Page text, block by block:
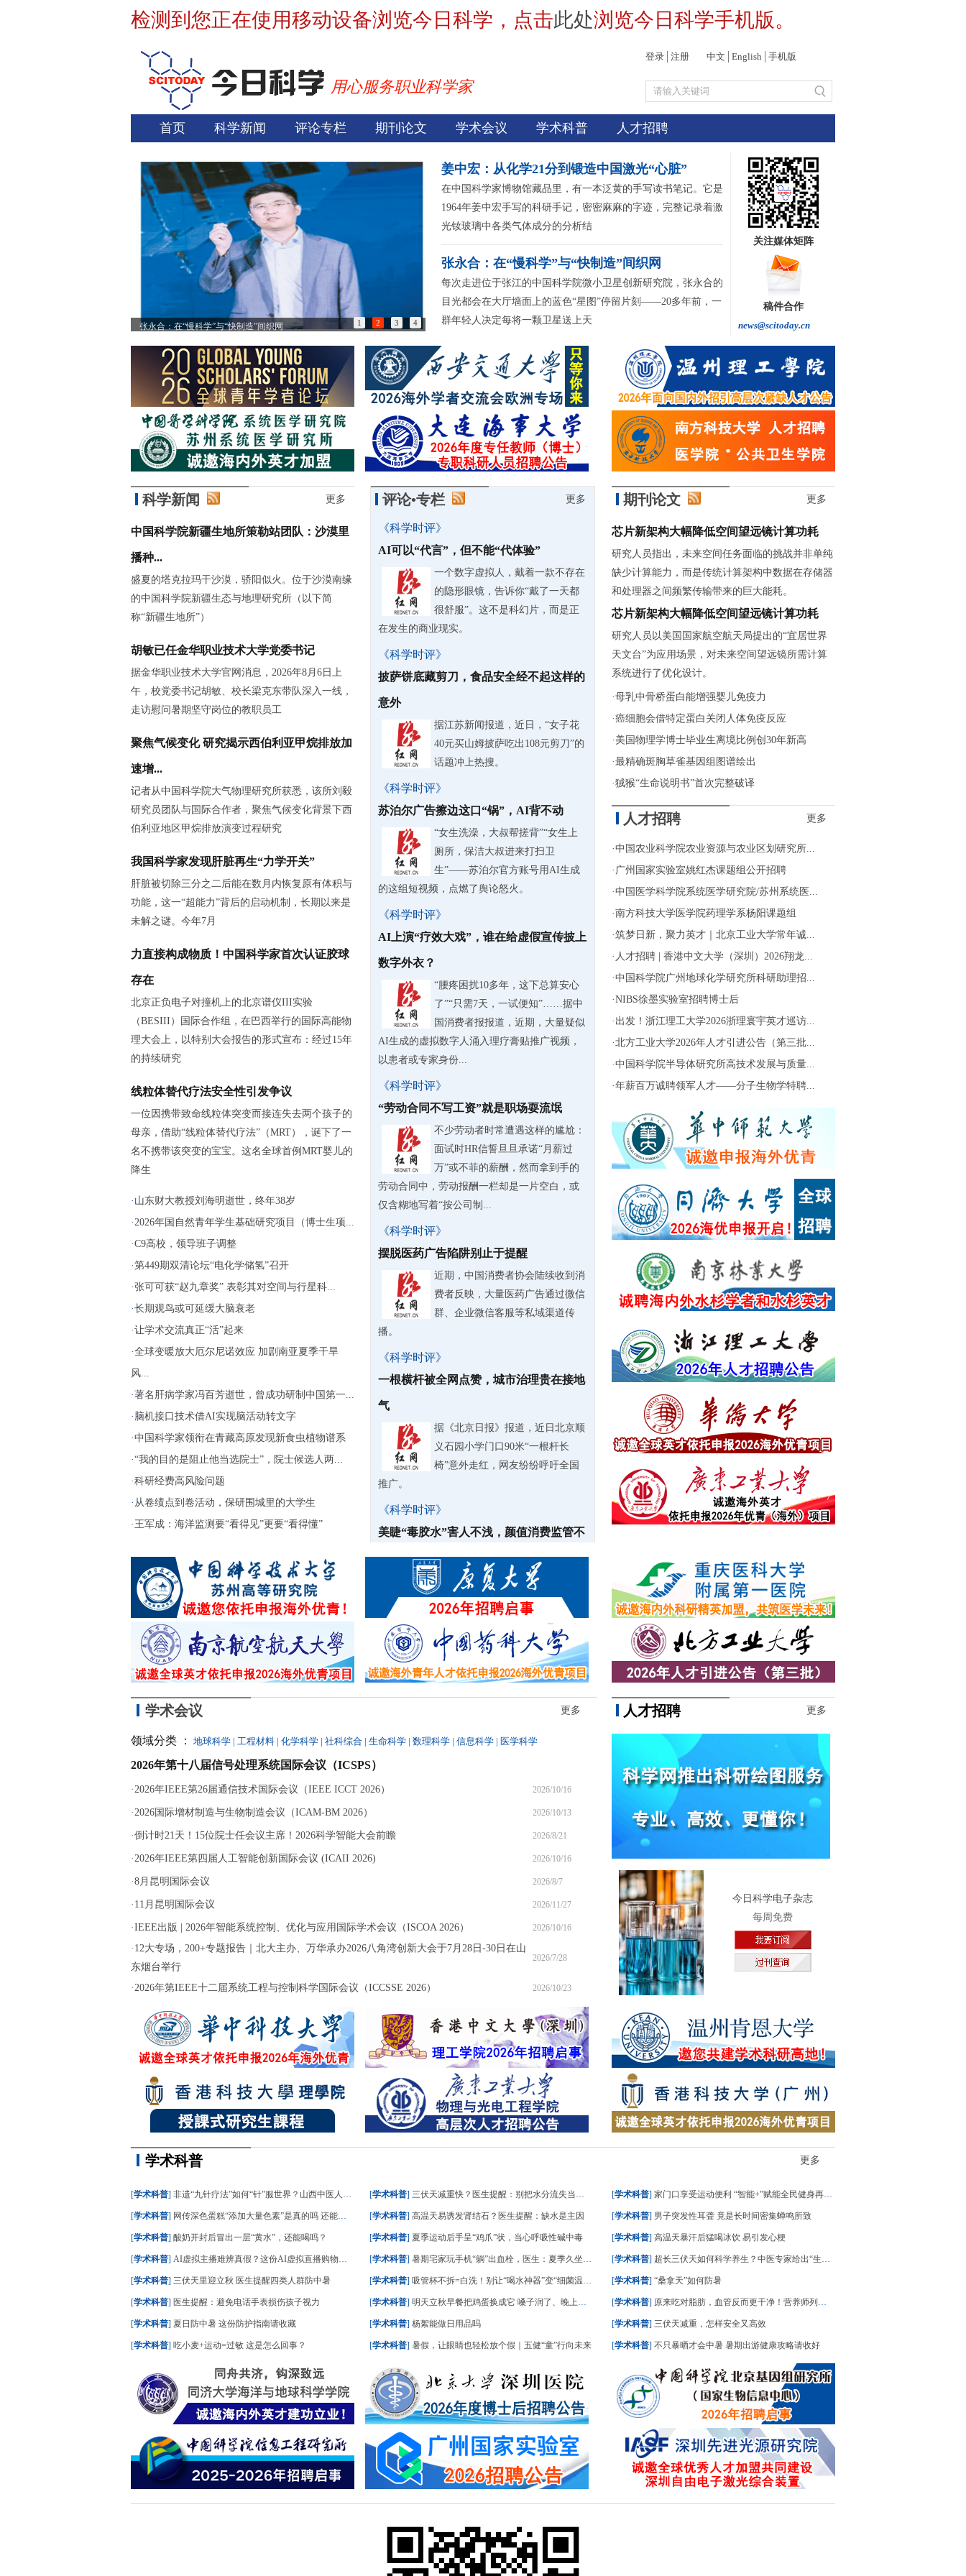
检测到您正在使用移动设备浏览今日科学，点击此处浏览今日科学手机版。
用心服务职业科学家
登录 注册 中文 English 手机版
首页 科学新闻 评论专栏 期刊论文 学术会议 学术科普 人才招聘
张永合：在“慢科学”与“快制造”间织网 85岁诺奖得主：做学问简直是世界上最有趣的事情 王继红: 做自主创新的“追光者”
1 2 3 4
姜中宏：从化学21分到锻造中国激光“心脏”
在中国科学家博物馆藏品里，有一本泛黄的手写读书笔记。它是
1964年姜中宏手写的科研手记，密密麻麻的字迹，完整记录着激
光钕玻璃中各类气体成分的分析结
张永合：在“慢科学”与“快制造”间织网
每次走进位于张江的中国科学院微小卫星创新研究院，张永合的
目光都会在大厅墙面上的蓝色“星图”停留片刻——20多年前，一
群年轻人决定每将一颗卫星送上天
关注媒体矩阵
稿件合作
news@scitoday.cn
科学新闻 更多
中国科学院新疆生地所策勒站团队：沙漠里
播种...
盛夏的塔克拉玛干沙漠，骄阳似火。位于沙漠南缘
的中国科学院新疆生态与地理研究所（以下简
称“新疆生地所”）
胡敏已任金华职业技术大学党委书记
据金华职业技术大学官网消息，2026年8月6日上
午，校党委书记胡敏、校长梁克东带队深入一线，
走访慰问暑期坚守岗位的教职员工
聚焦气候变化 研究揭示西伯利亚甲烷排放加
速增...
记者从中国科学院大气物理研究所获悉，该所刘毅
研究员团队与国际合作者，聚焦气候变化背景下西
伯利亚地区甲烷排放演变过程研究
我国科学家发现肝脏再生“力学开关”
肝脏被切除三分之二后能在数月内恢复原有体积与
功能，这一“超能力”背后的启动机制，长期以来是
未解之谜。今年7月
力直接构成物质！中国科学家首次认证胶球
存在
北京正负电子对撞机上的北京谱仪III实验
（BESIII）国际合作组，在巴西举行的国际高能物
理大会上，以特别大会报告的形式宣布：经过15年
的持续研究
线粒体替代疗法安全性引发争议
一位因携带致命线粒体突变而接连失去两个孩子的
母亲，借助“线粒体替代疗法”（MRT），诞下了一
名不携带该突变的宝宝。这名全球首例MRT婴儿的
降生
· 山东财大教授刘海明逝世，终年38岁
·2026年国自然青年学生基础研究项目（博士生项...
·C9高校，领导班子调整
·第449期双清论坛“电化学储氢”召开
·张可可获“赵九章奖” 表彰其对空间与行星科...
·长期观鸟或可延缓大脑衰老
·让学术交流真正“活”起来
·全球变暖放大厄尔尼诺效应 加剧南亚夏季干旱
风...
·著名肝病学家冯百芳逝世，曾成功研制中国第一...
· 脑机接口技术借AI实现脑活动转文字
·中国科学家领衔在青藏高原发现新食虫植物谱系
·“我的目的是阻止他当选院士”，院士候选人两...
·科研经费高风险问题
· 从卷绩点到卷活动，保研围城里的大学生
· 王军成：海洋监测要“看得见”更要“看得懂”
评论•专栏 更多
《科学时评》
AI可以“代言”，但不能“代体验”
一个数字虚拟人，戴着一款不存在
的隐形眼镜，告诉你“戴了一天都
很舒服”。这不是科幻片，而是正
在发生的商业现实。
《科学时评》
披萨饼底藏剪刀，食品安全经不起这样的
意外
据江苏新闻报道，近日，“女子花
40元买山姆披萨吃出108元剪刀”的
话题冲上热搜。
《科学时评》
苏泊尔广告擦边这口“锅”，AI背不动
“女生洗澡，大叔帮搓背”“女生上
厕所，保洁大叔进来打扫卫
生”——苏泊尔官方账号用AI生成
的这组短视频，点燃了舆论怒火。
《科学时评》
AI上演“疗效大戏”，谁在给虚假宣传披上
数字外衣？
“腰疼困扰10多年，这下总算安心
了”“只需7天，一试便知”……据中
国消费者报报道，近期，大量疑似
AI生成的虚拟数字人涌入理疗膏贴推广视频，
以患者或专家身份...
《科学时评》
“劳动合同不写工资”就是职场耍流氓
不少劳动者时常遭遇这样的尴尬：
面试时HR信誓旦旦承诺“月薪过
万”或不菲的薪酬，然而拿到手的
劳动合同中，劳动报酬一栏却是一片空白，或
仅含糊地写着“按公司制...
《科学时评》
摆脱医药广告陷阱别止于提醒
近期，中国消费者协会陆续收到消
费者反映，大量医药广告通过微信
群、企业微信客服等私域渠道传
播。
《科学时评》
一根横杆被全网点赞，城市治理贵在接地
气
据《北京日报》报道，近日北京顺
义石园小学门口90米“一根杆长
椅”意外走红，网友纷纷呼吁全国
推广。
《科学时评》
美睫“毒胶水”害人不浅，颜值消费监管不
能失明
嫁接睫毛已经是当下非常普及的美
容项目，线上网红胶水销量动辄几
十万，线下美睫门店也随处可见。
期刊论文 更多
芯片新架构大幅降低空间望远镜计算功耗
研究人员指出，未来空间任务面临的挑战并非单纯
缺少计算能力，而是传统计算架构中数据在存储器
和处理器之间频繁传输带来的巨大能耗。
芯片新架构大幅降低空间望远镜计算功耗
研究人员以美国国家航空航天局提出的“宜居世界
天文台”为应用场景，对未来空间望远镜所需计算
系统进行了优化设计。
·母乳中骨桥蛋白能增强婴儿免疫力
·癌细胞会借特定蛋白关闭人体免疫反应
· 美国物理学博士毕业生离境比例创30年新高
·最精确斑胸草雀基因组图谱绘出
·狨猴“生命说明书”首次完整破译
人才招聘 更多
·中国农业科学院农业资源与农业区划研究所...
· 广州国家实验室姚红杰课题组公开招聘
·中国医学科学院系统医学研究院/苏州系统医...
·南方科技大学医学院药理学系杨阳课题组
·筑梦日新，聚力英才｜北京工业大学常年诚...
· 人才招聘 | 香港中文大学（深圳）2026翔龙...
·中国科学院广州地球化学研究所科研助理招...
·NIBS徐墨实验室招聘博士后
· 出发！浙江理工大学2026浙理寰宇英才巡访...
·北方工业大学2026年人才引进公告（第三批...
·中国科学院半导体研究所高技术发展与质量...
·年薪百万诚聘领军人才——分子生物学特聘...
学术会议 更多
领域分类 ： 地球科学 | 工程材料 | 化学科学 | 社科综合 | 生命科学 | 数理科学 | 信息科学 | 医学科学
2026年第十八届信号处理系统国际会议（ICSPS）
·2026年IEEE第26届通信技术国际会议（IEEE ICCT 2026） 2026/10/16
·2026国际增材制造与生物制造会议（ICAM-BM 2026） 2026/10/13
·倒计时21天！15位院士任会议主席！2026科学智能大会前瞻 2026/8/21
·2026年IEEE第四届人工智能创新国际会议 (ICAII 2026) 2026/10/16
·8月昆明国际会议 2026/8/7
· 11月昆明国际会议 2026/11/27
·IEEE出版 | 2026年智能系统控制、优化与应用国际学术会议（ISCOA 2026） 2026/10/16
· 12大专场，200+专题报告｜北大主办、万华承办2026八角湾创新大会于7月28日-30日在山
东烟台举行
2026/7/28
·2026年第IEEE十二届系统工程与控制科学国际会议（ICCSSE 2026） 2026/10/23
人才招聘 更多
今日科学电子杂志
每周免费
学术科普 更多
[学术科普] 非遗“九针疗法”如何“针”服世界？山西中医人这样答
[学术科普] 网传深色蛋糕“添加大量色素”是真的吗 还能不能吃？
[学术科普] 酸奶开封后冒出一层“黄水”，还能喝吗？
[学术科普] AI虚拟主播难辨真假？这份AI虚拟直播购物指南请收好
[学术科普] 三伏天里迎立秋 医生提醒四类人群防中暑
[学术科普] 医生提醒：避免电话手表损伤孩子视力
[学术科普] 夏日防中暑 这份防护指南请收藏
[学术科普] 吃小麦+运动=过敏 这是怎么回事？
[学术科普] 三伏天减重快？医生提醒：别把水分流失当成减脂
[学术科普] 高温天易诱发肾结石？医生提醒：缺水是主因
[学术科普] 夏季运动后手呈“鸡爪”状，当心呼吸性碱中毒
[学术科普] 暑期宅家玩手机“躺”出血栓，医生：夏季久坐风险高
[学术科普] 吸管杯不拆=白洗！别让“喝水神器”变“细菌温床”
[学术科普] 明天立秋早餐把鸡蛋换成它 嗓子润了、晚上睡踏实了
[学术科普] 杨絮能做日用品吗
[学术科普] 暑假，让眼睛也轻松放个假｜五健“童”行向未来
[学术科普] 家门口享受运动便利 “智能+”赋能全民健身再升级
[学术科普] 男子突发性耳聋 竟是长时间密集蝉鸣所致
[学术科普] 高温天暴汗后猛喝冰饮 易引发心梗
[学术科普] 超长三伏天如何科学养生？中医专家给出“生活处方”
[学术科普] “桑拿天”如何防暑
[学术科普] 原来吃对脂肪，血管反而更干净！营养师列出“好脂肪”清单，建议照着吃
[学术科普] 三伏天减重，怎样安全又高效
[学术科普] 不只暴晒才会中暑 暑期出游健康攻略请收好